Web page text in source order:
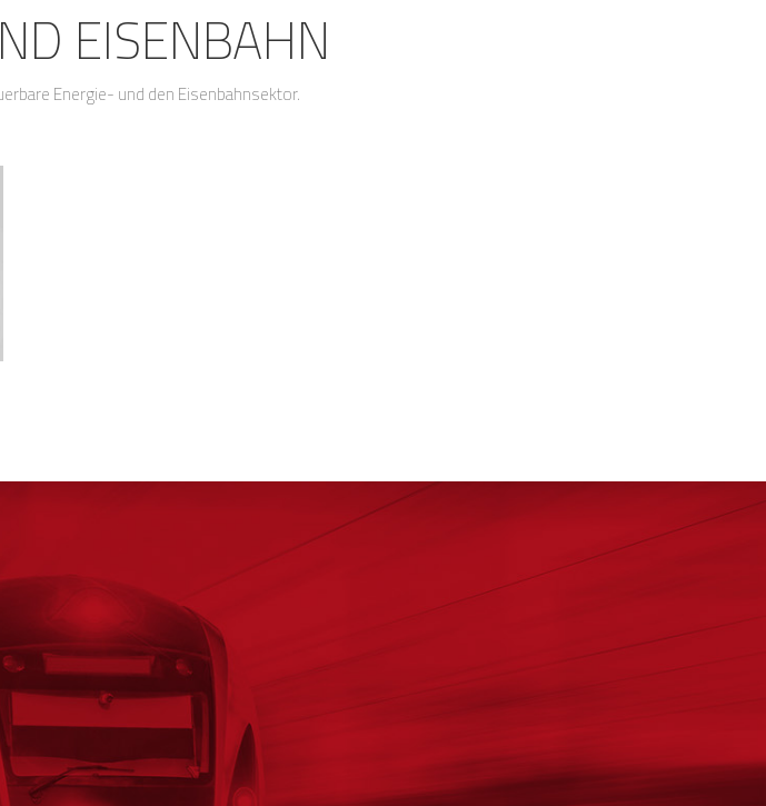
EISENBAHN
Energie- und den Eisenbahnsektor.